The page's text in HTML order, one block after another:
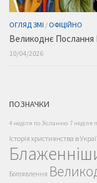
ОГЛЯД ЗМІ / ОФІЦІЙНО
Великоднє Послання
10/04/2026
ПОЗНАЧКИ
4 неділя по Зісланню 7 неділя
Історія християнства в
Богоявлення